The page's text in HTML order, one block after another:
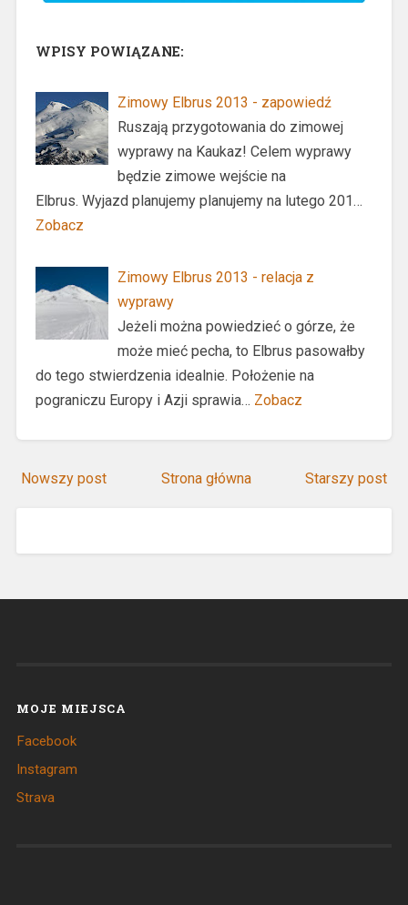
WPISY POWIĄZANE:
Zimowy Elbrus 2013 - zapowiedź
Ruszają przygotowania do zimowej
wyprawy na Kaukaz! Celem wyprawy
będzie zimowe wejście na
Elbrus. Wyjazd planujemy planujemy na lutego 201…
Zobacz
Zimowy Elbrus 2013 - relacja z
wyprawy
Jeżeli można powiedzieć o górze, że
może mieć pecha, to Elbrus pasowałby
do tego stwierdzenia idealnie. Położenie na
pograniczu Europy i Azji sprawia… Zobacz
Nowszy post Starszy post
Strona główna
MOJE MIEJSCA
Facebook
Instagram
Strava